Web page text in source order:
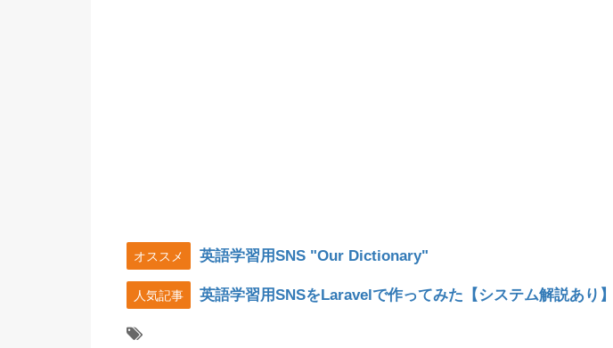
オススメ 英語学習用SNS "Our Dictionary"
人気記事 英語学習用SNSをLaravelで作ってみた【システム解説あり】